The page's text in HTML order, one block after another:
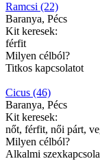
Ramcsi (22)
Baranya, Pécs
Kit keresek:
férfit
Milyen célból?
Titkos kapcsolatot
Cicus (46)
Baranya, Pécs
Kit keresek:
nőt, férfit, női párt,
Milyen célból?
Alkalmi